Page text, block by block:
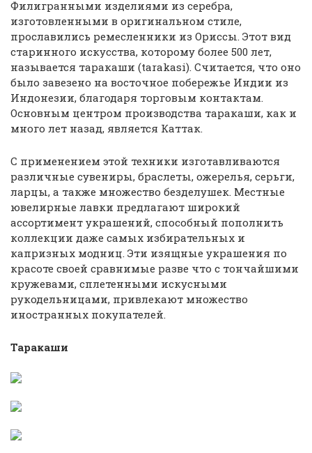
Филигранными изделиями из серебра,
изготовленными в оригинальном стиле,
прославились ремесленники из Ориссы. Этот вид
старинного искусства, которому более 500 лет,
называется таракаши (tarakasi). Считается, что оно
было завезено на восточное побережье Индии из
Индонезии, благодаря торговым контактам.
Основным центром производства таракаши, как и
много лет назад, является Каттак.
С применением этой техники изготавливаются
различные сувениры, браслеты, ожерелья, серьги,
ларцы, а также множество безделушек. Местные
ювелирные лавки предлагают широкий
ассортимент украшений, способный пополнить
коллекции даже самых избирательных и
капризных модниц. Эти изящные украшения по
красоте своей сравнимые разве что с тончайшими
кружевами, сплетенными искусными
рукодельницами, привлекают множество
иностранных покупателей.
Таракаши